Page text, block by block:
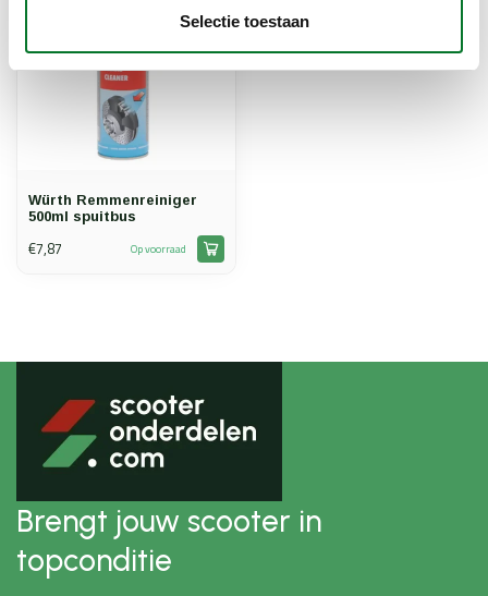
Selectie toestaan
Würth Remmenreiniger
500ml spuitbus
€7,87 Op voorraad
Brengt jouw scooter in
topconditie